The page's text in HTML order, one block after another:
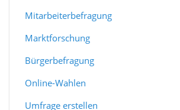
Mitarbeiterbefragung
Marktforschung
Bürgerbefragung
Online-Wahlen
Umfrage erstellen